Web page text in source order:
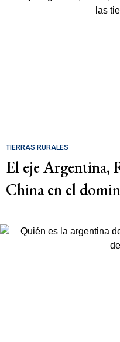
TIERRAS RURALES
El eje Argentina,
China en el